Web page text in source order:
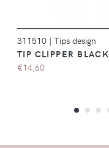
311510 | Tips design
TIP CLIPPER BLACK
€14,60